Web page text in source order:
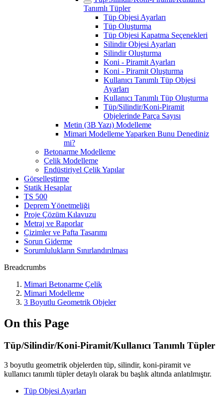
Tanımlı Tüpler
Tüp Objesi Ayarları
Tüp Oluşturma
Tüp Objesi Kapatma Seçenekleri
Silindir Objesi Ayarları
Silindir Oluşturma
Koni - Piramit Ayarları
Koni - Piramit Oluşturma
Kullanıcı Tanımlı Tüp Objesi
Ayarları
Kullanıcı Tanımlı Tüp Oluşturma
Tüp/Silindir/Koni-Piramit
Objelerinde Parça Sayısı
Metin (3B Yazı) Modelleme
Mimari Modelleme Yaparken Bunu Denediniz
mi?
Betonarme Modelleme
Çelik Modelleme
Endüstiriyel Çelik Yapılar
Görselleştirme
Statik Hesaplar
TS 500
Deprem Yönetmeliği
Proje Çözüm Kılavuzu
Metraj ve Raporlar
Çizimler ve Pafta Tasarımı
Sorun Giderme
Sorumlulukların Sınırlandırılması
Breadcrumbs
Mimari Betonarme Çelik
Mimari Modelleme
3 Boyutlu Geometrik Objeler
On this Page
Tüp/Silindir/Koni-Piramit/Kullanıcı Tanımlı Tüpler
3 boyutlu geometrik objelerden tüp, silindir, koni-piramit ve
kullanıcı tanımlı tüpler detaylı olarak bu başlık altında anlatılmıştır.
Tüp Objesi Ayarları